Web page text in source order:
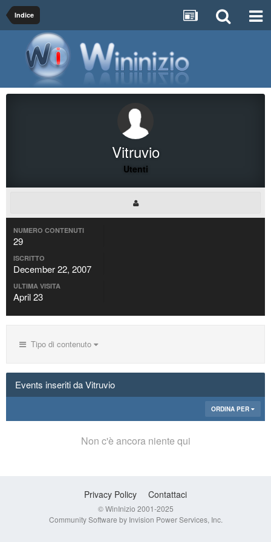
Indice
Vitruvio
Utenti
NUMERO CONTENUTI
29
ISCRITTO
December 22, 2007
ULTIMA VISITA
April 23
Tipo di contenuto
Events inseriti da Vitruvio
ORDINA PER
Non c'è ancora niente qui
Privacy Policy Contattaci
© WinInizio 2001-2025
Community Software by Invision Power Services, Inc.